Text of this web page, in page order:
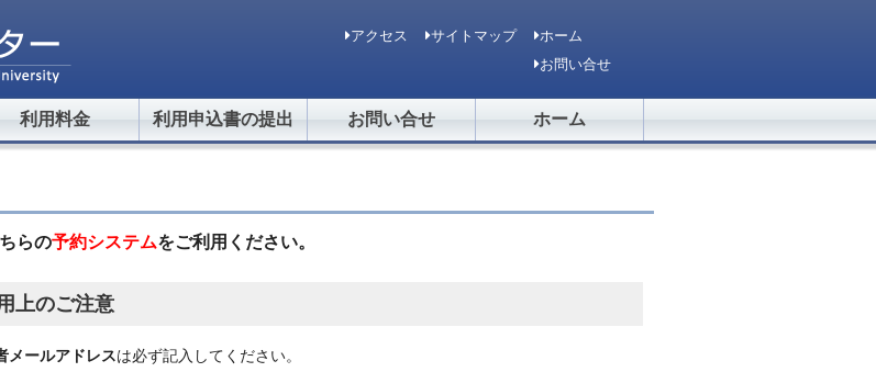
アクセス サイトマップ
ホーム
お問い合せ
利用料金 利用申込書の提出 お問い合せ ホーム
らの予約システムをご利用ください。
上のご注意
メールアドレスは必ず記入してください。